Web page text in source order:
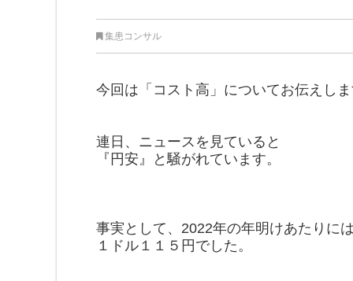
集患コンサル
今回は「コスト高」についてお伝えしま
連日、ニュースを見ていると
『円安』と騒がれています。
事実として、2022年の年明けあたりには
１ドル１１５円でした。